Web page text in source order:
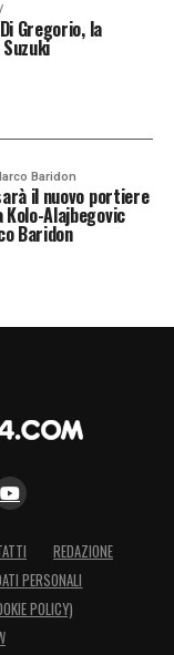
Gregorio, la
Baridon
il nuovo portiere
Alajbegovic
Baridon
REDAZIONE
PERSONALI
POLICY)